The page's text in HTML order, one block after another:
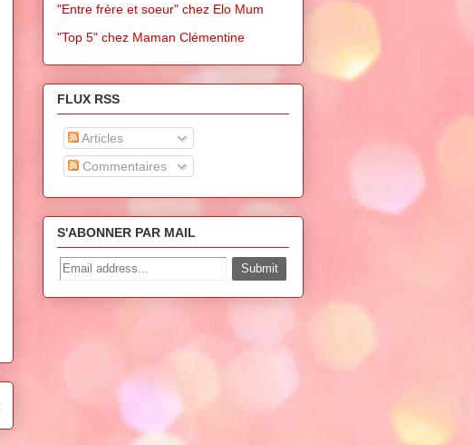
"Entre frère et soeur" chez Elo Mum
"Top 5" chez Maman Clémentine
FLUX RSS
Articles
Commentaires
S'ABONNER PAR MAIL